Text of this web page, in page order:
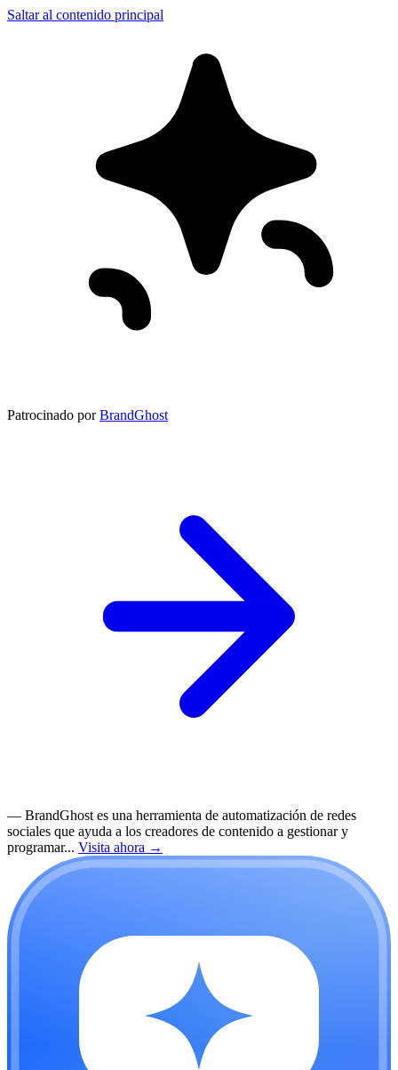
Saltar al contenido principal
Patrocinado por BrandGhost
— BrandGhost es una herramienta de automatización de redes
sociales que ayuda a los creadores de contenido a gestionar y
programar... Visita ahora →